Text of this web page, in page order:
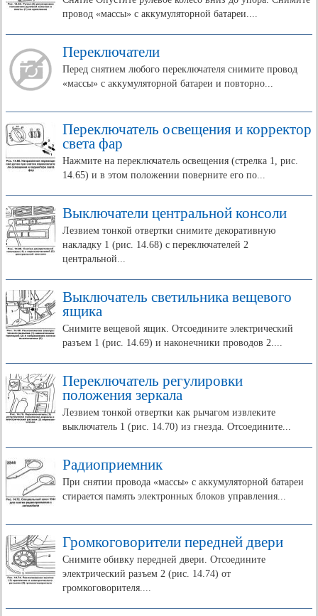
провод «массы» с аккумуляторной батареи....
Переключатели
Перед снятием любого переключателя снимите провод
«массы» с аккумуляторной батареи и повторно...
Переключатель освещения и корректор
света фар
Нажмите на переключатель освещения (стрелка 1, рис.
14.65) и в этом положении поверните его по...
Выключатели центральной консоли
Лезвием тонкой отвертки снимите декоративную
накладку 1 (рис. 14.68) с переключателей 2
центральной...
Выключатель светильника вещевого
ящика
Снимите вещевой ящик. Отсоедините электрический
разъем 1 (рис. 14.69) и наконечники проводов 2....
Переключатель регулировки
положения зеркала
Лезвием тонкой отвертки как рычагом извлеките
выключатель 1 (рис. 14.70) из гнезда. Отсоедините...
Радиоприемник
При снятии провода «массы» с аккумуляторной батареи
стирается память электронных блоков управления...
Громкоговорители передней двери
Снимите обивку передней двери. Отсоедините
электрический разъем 2 (рис. 14.74) от
громкоговорителя....